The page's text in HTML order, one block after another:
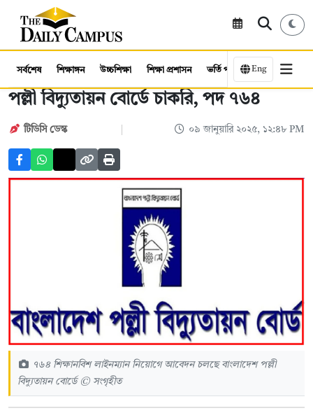
সর্বশেষ শিক্ষাঙ্গন উচ্চশিক্ষা শিক্ষা প্রশাসন ভর্তি পরীক্ষা কর্মসংস্থান
Eng
পল্লী বিদ্যুতায়ন বোর্ডে চাকরি, পদ ৭৬৪
টিডিসি ডেস্ক ০৯ জানুয়ারি ২০২৫, ১২:৪৮ PM
৭৬৪ শিক্ষানবিশ লাইনম্যান নিয়োগে আবেদন চলছে বাংলাদেশ পল্লী
বিদ্যুতায়ন বোর্ডে © সংগৃহীত